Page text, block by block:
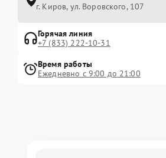
г. Киров, ул. Воровского, 107
Горячая линия
+7 (833) 222-10-31
Время работы
Ежедневно с 9:00 до 21:00